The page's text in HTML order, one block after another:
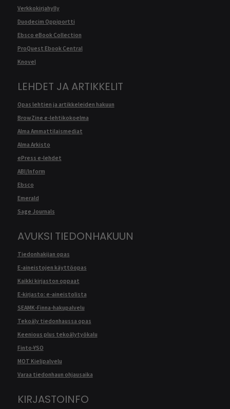
Verkkokirjahylly
Duodecim Oppiportti
Ebsco eBook Collection
ProQuest Ebook Central
Knovel
LEHDET JA ARTIKKELIT
Opas lehtien ja artikkeleiden hakuun
BrowZine e-lehtikokoelma
Alma Ammattilaismediat
Alma Arkisto
ePress e-lehdet
ABI/Inform
Ebsco
Emerald
Sage Journals
AVUKSI TIEDONHAKUUN
Tiedonhakijan opas
E-aineistojen käyttöopas
Kaikki kirjaston oppaat
E-kirjasto: e-aineistolista
SEAMK-Finna-hakupalvelu
Tekoäly tiedonhaussa opas
Keenious plus tekoälytyökalu
Finto-YSO
MOT Kielipalvelu
Varaa tiedonhaun ohjausaika
KIRJASTOINFO